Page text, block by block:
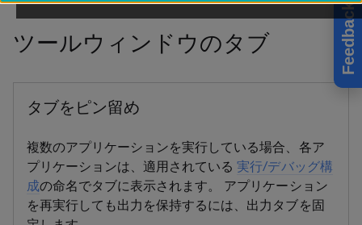
Feedback
ツールウィンドウのタブ
タブをピン留め
複数のアプリケーションを実行している場合、各ア
プリケーションは、適用されている実行/デバッグ構
成の命名でタブに表示されます。 アプリケーション
を再実行しても出力を保持するには、出力タブを固